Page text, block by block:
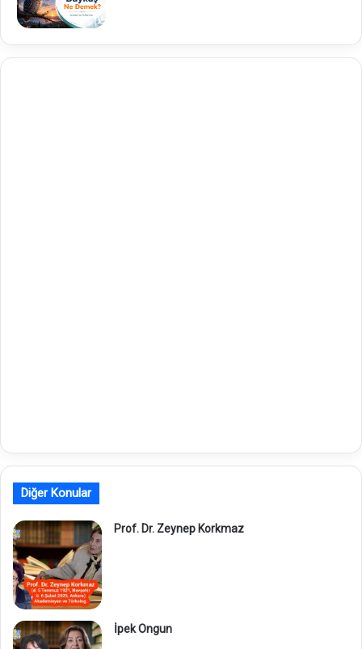
Diğer Konular
Prof. Dr. Zeynep Korkmaz
İpek Ongun